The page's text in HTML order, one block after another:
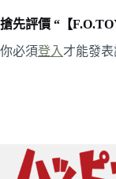
搶先評價 “【
你必須登入才能發表